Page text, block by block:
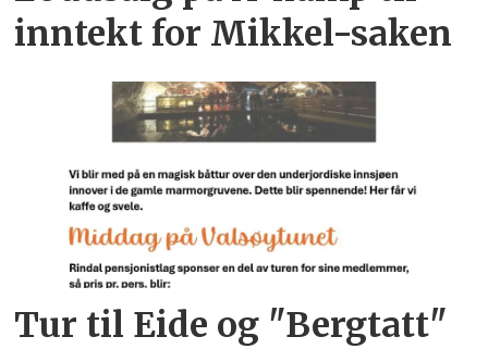
inntekt for Mikkel-saken
Tur til Eide og "Bergtatt"